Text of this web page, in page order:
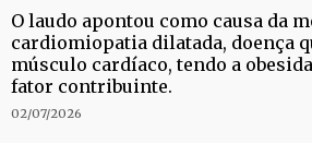
O laudo apontou como causa da
cardiomiopatia dilatada, doença
músculo cardíaco, tendo a
fator contribuinte.
02/07/2026